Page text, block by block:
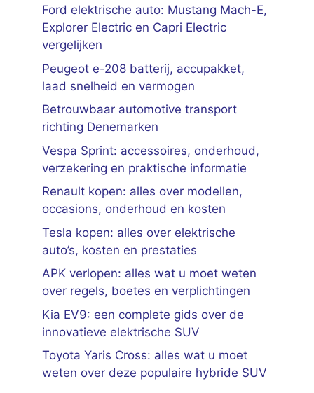
Ford elektrische auto: Mustang Mach-E,
Explorer Electric en Capri Electric
vergelijken
Peugeot e-208 batterij, accupakket,
laad snelheid en vermogen
Betrouwbaar automotive transport
richting Denemarken
Vespa Sprint: accessoires, onderhoud,
verzekering en praktische informatie
Renault kopen: alles over modellen,
occasions, onderhoud en kosten
Tesla kopen: alles over elektrische
auto’s, kosten en prestaties
APK verlopen: alles wat u moet weten
over regels, boetes en verplichtingen
Kia EV9: een complete gids over de
innovatieve elektrische SUV
Toyota Yaris Cross: alles wat u moet
weten over deze populaire hybride SUV